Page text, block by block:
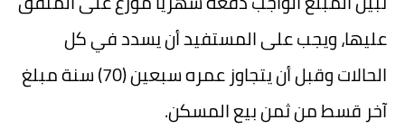
عليها، ويجب على المستفيد أن يسدد في كل
الحالات وقبل أن يتجاوز عمره سبعين (70) سنة مبلغ
آخر قسط من ثمن بيع المسكن.